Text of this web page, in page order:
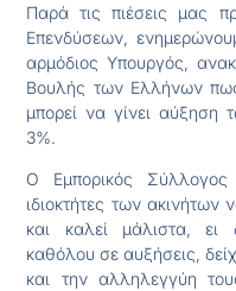
Παρά τις πιέσεις μας
Επενδύσεων,
αρμόδιος Υπουργός,
Βουλής των Ελλήνων
μπορεί να γίνει αύξηση
3%.
Ο Εμπορικός Σύλλογος
ιδιοκτήτες των ακινήτων
και καλεί μάλιστα,
καθόλου σε αυξήσεις,
και την αλληλεγγύη